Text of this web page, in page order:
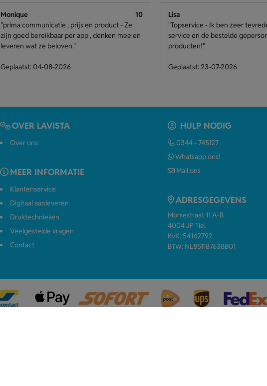
Monique
10
"prima communicatie , prijs en product - Ze
zijn goed bereikbaar per app , denken mee en
leveren wat ze beloven."
Geplaatst: 04-08-2026
Lisa
"Topservice - Ik ben zeer
service en de bestelde
producten!"
Geplaatst: 23-07-2026
OVER LAVISTA
Over ons
MEER INFORMATIE
Klantenservice
Digitaal aanleveren
Druktechnieken
Veelgestelde vragen
Contact
HULP NODIG
0344 - 745127
Whatsapp ons!
Mail ons
ADRESGEGEVENS
Morsestraat 11 A-B
4004 JP Tiel
KvK: 54142792
BTW: NL851187638B01